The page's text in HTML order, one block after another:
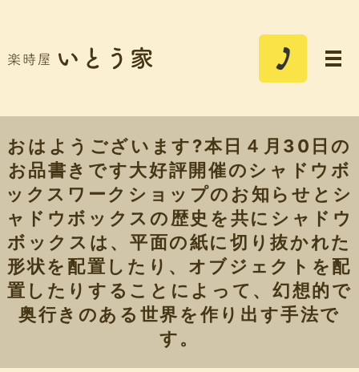
おはようございます?本日４月30日の
お品書きです大好評開催のシャドウボ
ックスワークショップのお知らせとシ
ャドウボックスの歴史を共にシャドウ
ボックスは、平面の紙に切り抜かれた
形状を配置したり、オブジェクトを配
置したりすることによって、幻想的で
奥行きのある世界を作り出す手法で
す。